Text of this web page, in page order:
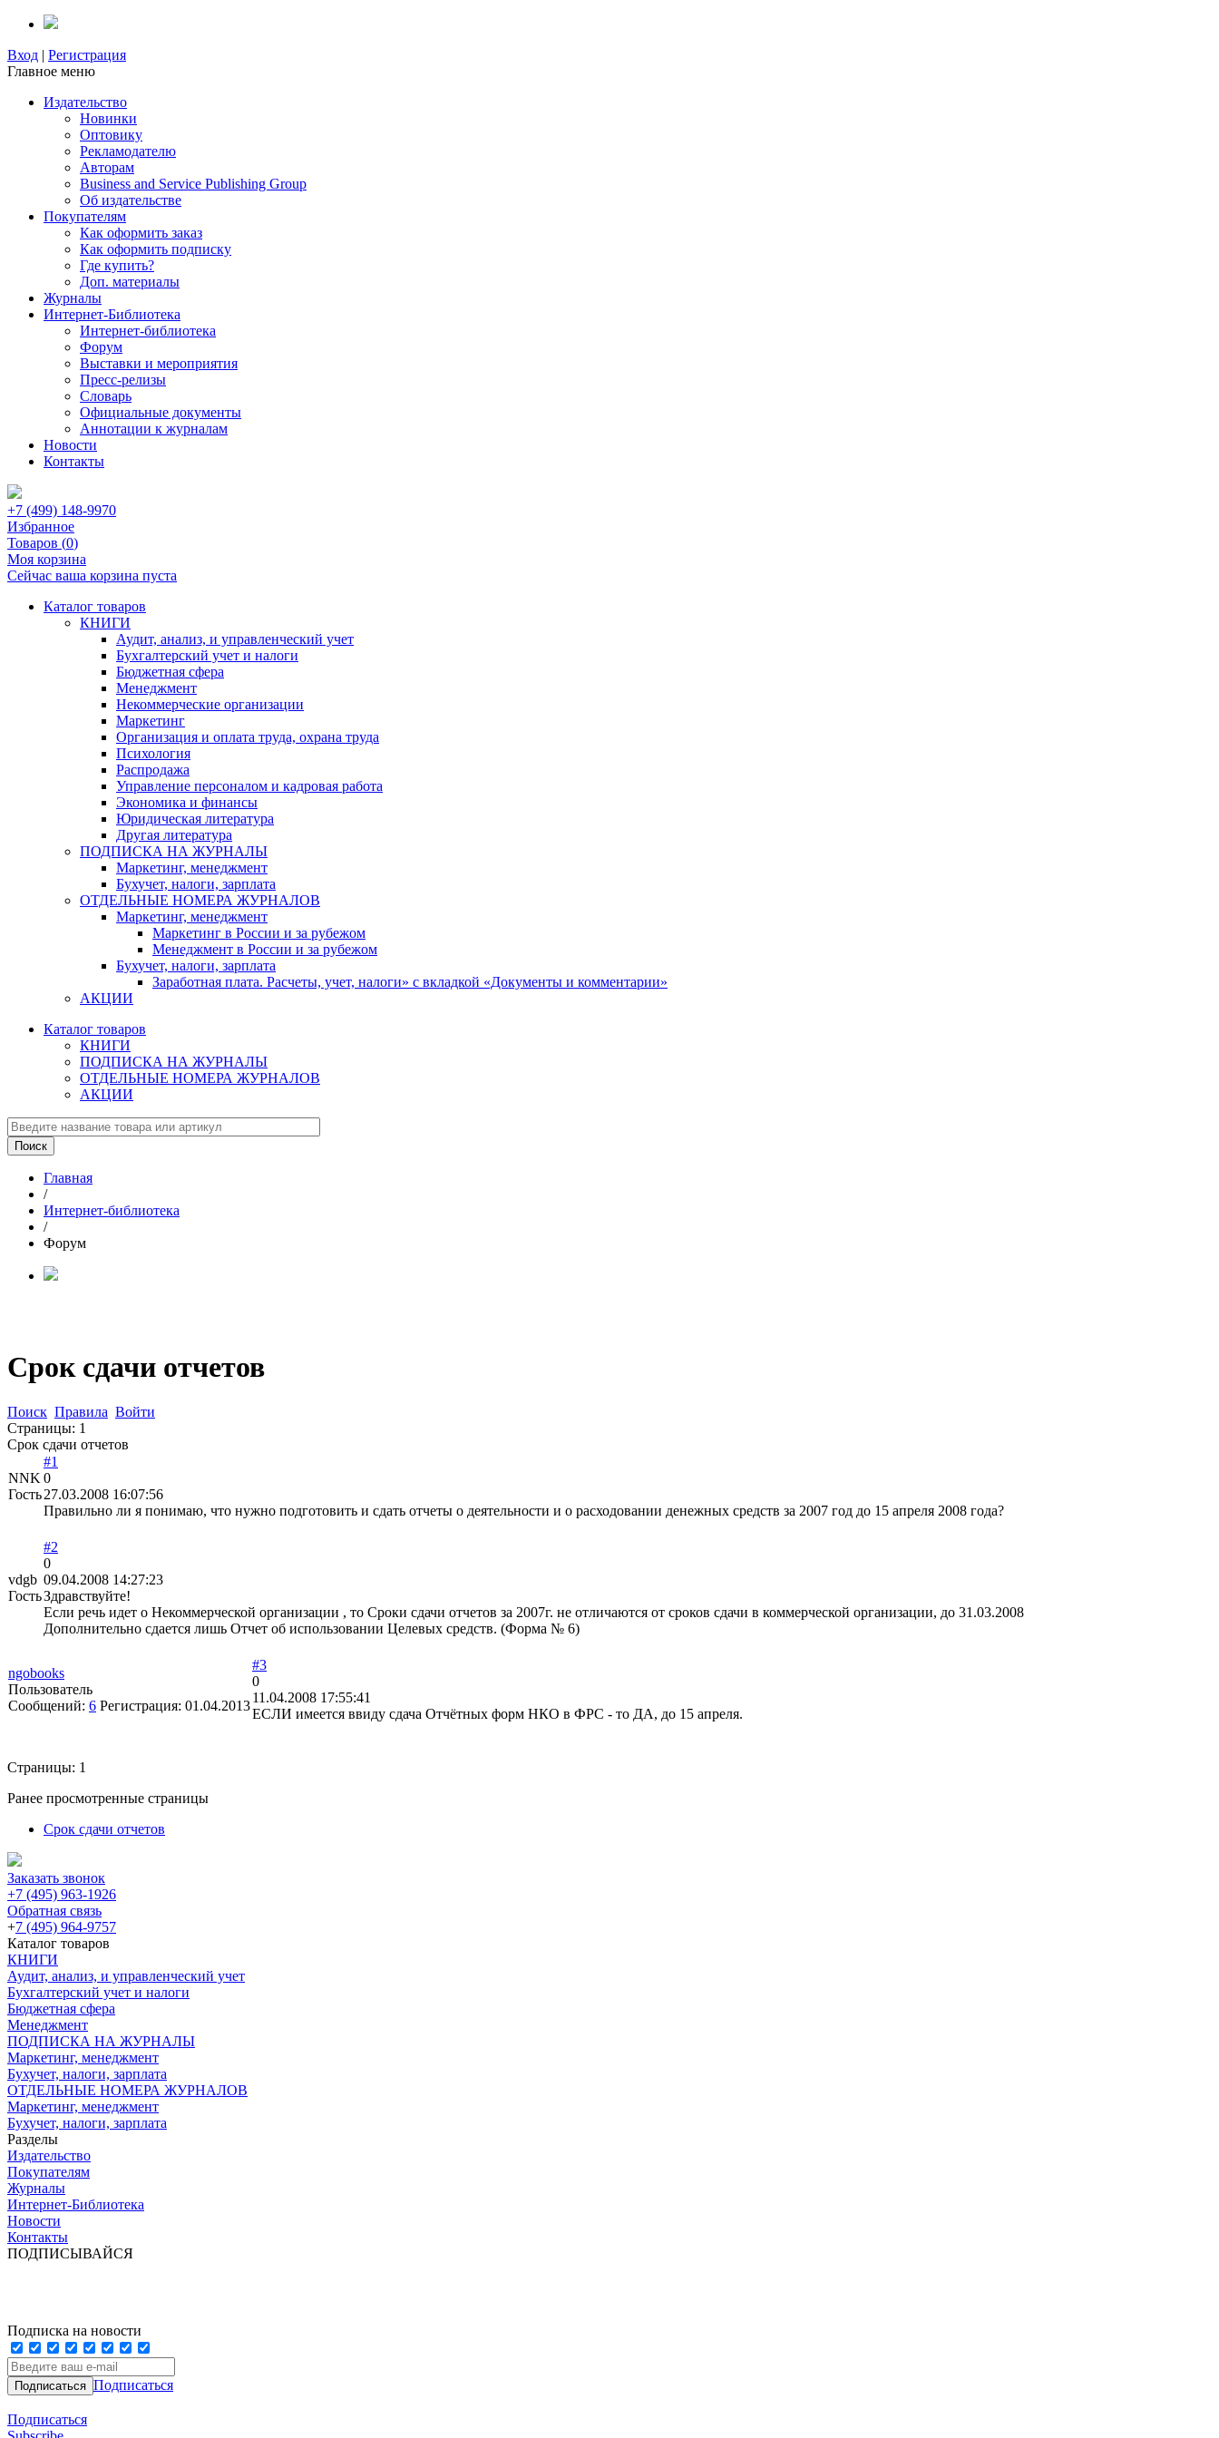
Вход | Регистрация
Главное меню
Издательство
Новинки
Оптовику
Рекламодателю
Авторам
Business and Service Publishing Group
Об издательстве
Покупателям
Как оформить заказ
Как оформить подписку
Где купить?
Доп. материалы
Журналы
Интернет-Библиотека
Интернет-библиотека
Форум
Выставки и мероприятия
Пресс-релизы
Словарь
Официальные документы
Аннотации к журналам
Новости
Контакты
+7 (499) 148-9970
Избранное
Товаров (0)
Моя корзина
Сейчас ваша корзина пуста
Каталог товаров
КНИГИ
Аудит, анализ, и управленческий учет
Бухгалтерский учет и налоги
Бюджетная сфера
Менеджмент
Некоммерческие организации
Маркетинг
Организация и оплата труда, охрана труда
Психология
Распродажа
Управление персоналом и кадровая работа
Экономика и финансы
Юридическая литература
Другая литература
ПОДПИСКА НА ЖУРНАЛЫ
Маркетинг, менеджмент
Бухучет, налоги, зарплата
ОТДЕЛЬНЫЕ НОМЕРА ЖУРНАЛОВ
Маркетинг, менеджмент
Маркетинг в России и за рубежом
Менеджмент в России и за рубежом
Бухучет, налоги, зарплата
Заработная плата. Расчеты, учет, налоги» с вкладкой «Документы и комментарии»
АКЦИИ
Каталог товаров
КНИГИ
ПОДПИСКА НА ЖУРНАЛЫ
ОТДЕЛЬНЫЕ НОМЕРА ЖУРНАЛОВ
АКЦИИ
Главная
/
Интернет-библиотека
/
Форум
Срок сдачи отчетов
Поиск Правила Войти
Страницы: 1
Срок сдачи отчетов
NNK
Гость
#1
0
27.03.2008 16:07:56
Правильно ли я понимаю, что нужно подготовить и сдать отчеты о деятельности и о расходовании денежных средств за 2007 год до 15 апреля 2008 года?
vdgb
Гость
#2
0
09.04.2008 14:27:23
Здравствуйте!
Если речь идет о Некоммерческой организации , то Сроки сдачи отчетов за 2007г. не отличаются от сроков сдачи в коммерческой организации, до 31.03.2008
Дополнительно сдается лишь Отчет об использовании Целевых средств. (Форма № 6)
ngobooks
Пользователь
Сообщений: 6 Регистрация: 01.04.2013
#3
0
11.04.2008 17:55:41
ЕСЛИ имеется ввиду сдача Отчётных форм НКО в ФРС - то ДА, до 15 апреля.
Страницы: 1
Ранее просмотренные страницы
Срок сдачи отчетов
Заказать звонок
+7 (495) 963-1926
Обратная связь
+7 (495) 964-9757
Каталог товаров
КНИГИ
Аудит, анализ, и управленческий учет
Бухгалтерский учет и налоги
Бюджетная сфера
Менеджмент
ПОДПИСКА НА ЖУРНАЛЫ
Маркетинг, менеджмент
Бухучет, налоги, зарплата
ОТДЕЛЬНЫЕ НОМЕРА ЖУРНАЛОВ
Маркетинг, менеджмент
Бухучет, налоги, зарплата
Разделы
Издательство
Покупателям
Журналы
Интернет-Библиотека
Новости
Контакты
ПОДПИСЫВАЙСЯ
Подписка на новости
Подписаться
Подписаться